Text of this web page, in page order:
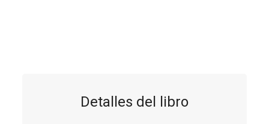
Detalles del libro